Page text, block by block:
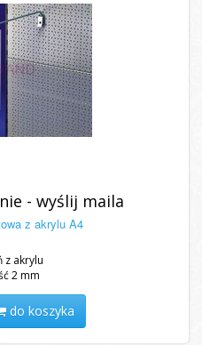
- wyślij maila
z akrylu A4
z akrylu
2 mm
do koszyka